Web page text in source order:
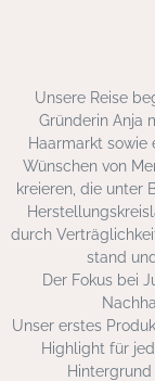
Unsere Reise
Gründerin Anja
Haarmarkt sowie
Wünschen von
kreieren, die unter
durch
stand
Der Fokus bei
Unser erstes
Highlight für